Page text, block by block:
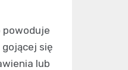
powoduje
się
lub